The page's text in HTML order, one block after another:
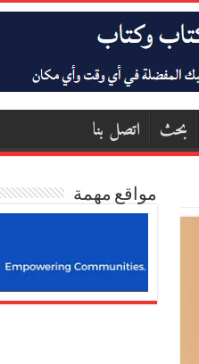
بحث اتصل بنا
مواقع مهمة